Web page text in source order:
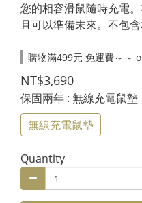
您的相容滑鼠隨時充電
且可以準備未來。不包
購物滿499元 免運費～～
NT$3,690
保固兩年 : 無線充電鼠墊
無線充電鼠墊
Quantity